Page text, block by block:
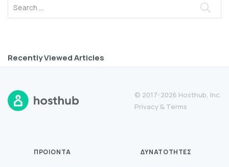
Recently Viewed Articles
© 2017-2026 Hosthub, Inc.
Privacy & Terms
ΠΡΟΙΌΝΤΑ ΔΥΝΑΤΌΤΗΤΕΣ